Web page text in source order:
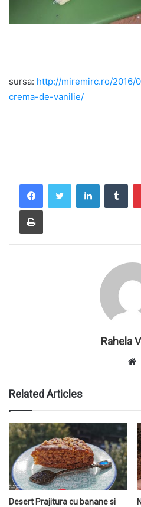
sursa: http://miremirc.ro/
crema-de-vanilie/
Rahela
t
e
Related Articles
Desert Prajitura cu banane si